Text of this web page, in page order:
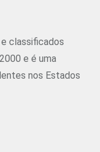
e classificados
e é uma
nos Estados